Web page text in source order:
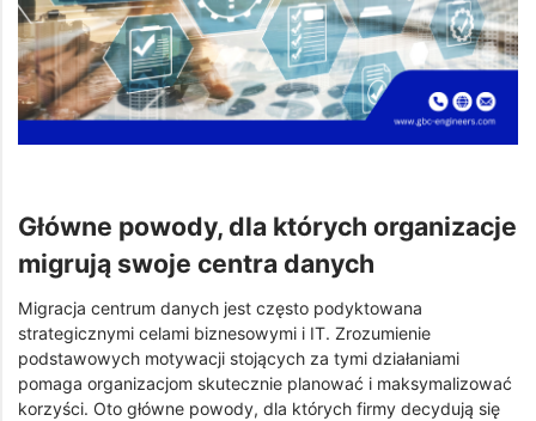
Główne powody, dla których organizacje
migrują swoje centra danych
Migracja centrum danych jest często podyktowana
strategicznymi celami biznesowymi i IT. Zrozumienie
podstawowych motywacji stojących za tymi działaniami
pomaga organizacjom skutecznie planować i maksymalizować
korzyści. Oto główne powody, dla których firmy decydują się